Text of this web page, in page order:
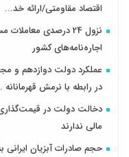
اقتصاد مقاومتی/ارائه خد...
اجاره‌نامه‌های کشور
عملکرد دولت دوازدهم و
در رابطه با نرمش قهرمانانه
دخالت دولت در قیمت‌گذاری
مالی ندارند